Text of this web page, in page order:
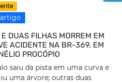
DUAS FILHAS MORREM EM
ACIDENTE NA BR-369, EM
PROCÓPIO
saiu da pista em uma curva e
uma árvore; outras duas